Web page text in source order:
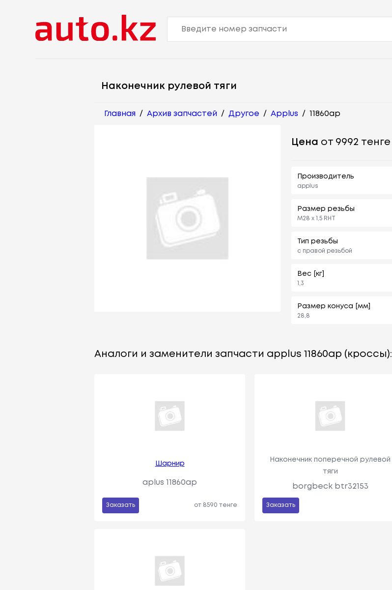
Наконечник рулевой тяги
Главная / Архив запчастей / Другое / Applus / 11860ap
Цена от 9992 тенге
Производитель
applus
Размер резьбы
M28 x 1,5 RHT
Тип резьбы
с правой резьбой
Вес [кг]
1,3
Размер конуса [мм]
28,8
Аналоги и заменители запчасти applus 11860ap (кроссы):
Шарнир
aplus 11860ap
Заказать от 8590 тенге
Наконечник поперечной рулевой
тяги
borgbeck btr32153
Заказать